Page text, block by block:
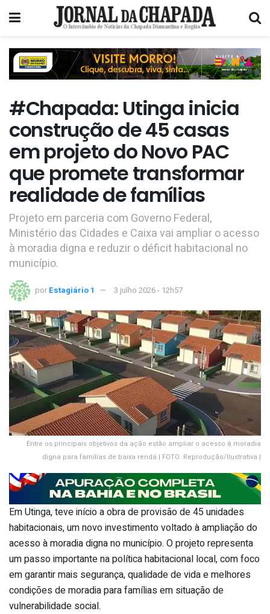
#Chapada: Utinga inicia
construção de 45 casas
em projeto do Novo PAC
que promete transformar
realidade de famílias
Projeto em parceria com Governo Federal,
Ministério das Cidades e Caixa vai ampliar o acesso
à moradia digna e reduzir o déficit habitacional no
município.
por Estagiário 1 3 julho 2026 - 12h57
Entre os principais objetivos da ação estão ampliar o acesso à moradia
digna para famílias de baixa renda | FOTO: Reprodução/Ilustrativa |
Em Utinga, teve início a obra de provisão de 45 unidades
habitacionais, um novo investimento voltado à ampliação do
acesso à moradia digna no município. O projeto representa
um passo importante na política habitacional local, com foco
em garantir mais segurança, qualidade de vida e melhores
condições de moradia para famílias em situação de
vulnerabilidade social.